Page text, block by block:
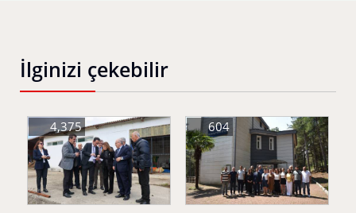
İlginizi çekebilir
4,375 604